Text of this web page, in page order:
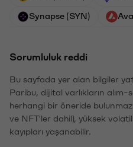
Synapse (SYN)
Sorumluluk reddi
Bu sayfada yer alan bilgiler
Paribu, dijital varlıkların alım-
herhangi bir öneride
ve NFT'ler dahil), yüksek
kayıpları yaşanabilir.